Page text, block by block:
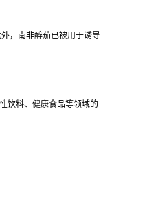
，南非醉茄已被用于诱导
饮料、健康食品等领域的